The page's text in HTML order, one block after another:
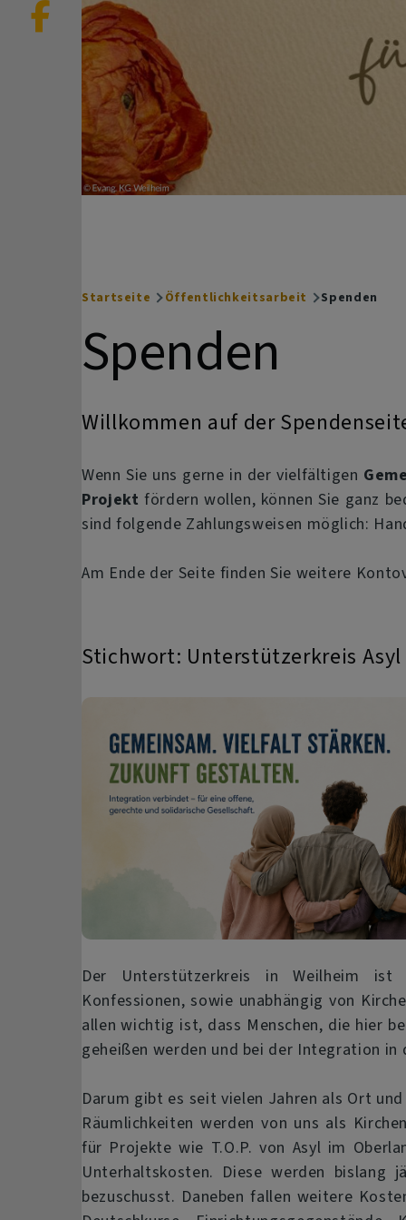
Breadcrumb
Startseite Öffentlichkeitsarbeit Spenden
Spenden
Willkommen auf der
Wenn Sie uns gerne in der vielfältigen
Projekt fördern wollen, können Sie ganz
sind folgende Zahlungsweisen möglich:
Am Ende der Seite finden Sie weitere
Stichwort: Unterstützerkreis Asyl
Der Unterstützerkreis in Weilheim ist
Konfessionen, sowie unabhängig von
allen wichtig ist, dass Menschen, die hier
geheißen werden und bei der Integration in
Darum gibt es seit vielen Jahren als Ort
Räumlichkeiten werden von uns als
für Projekte wie T.O.P. von Asyl im
Unterhaltskosten. Diese werden bislang
bezuschusst. Daneben fallen weitere